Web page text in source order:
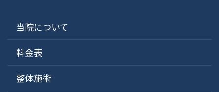
当院について
料金表
整体施術